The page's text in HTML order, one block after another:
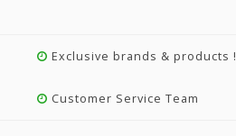
Exclusive brands & products !
Customer Service Team